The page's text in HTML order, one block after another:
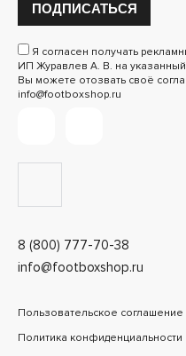
8 (800) 777-70-38
info@footboxshop.ru
ПОДПИСАТЬСЯ
Я согласен получать
ИП Журавлев А. В. на
Вы можете отозвать своё
info@footboxshop.ru
Пользовательское соглашение
Политика конфиденциальности